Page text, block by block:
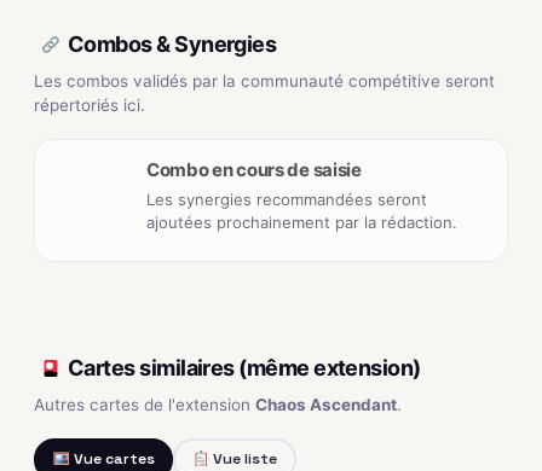
Combos & Synergies
Les combos validés par la communauté compétitive seront
répertoriés ici.
Combo en cours de saisie
Les synergies recommandées seront
ajoutées prochainement par la rédaction.
Cartes similaires (même extension)
Autres cartes de l'extension Chaos Ascendant.
Vue cartes Vue liste